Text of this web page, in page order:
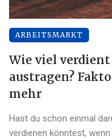
ARBEITSMARKT
Wie viel
austragen?
mehr
Hast du schon einmal
verdienen könntest, wenn